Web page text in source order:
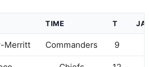
TIME T
Merritt Commanders 9